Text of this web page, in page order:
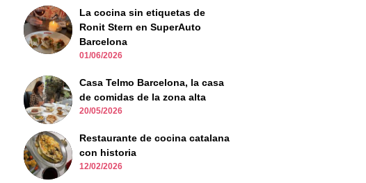
La cocina sin etiquetas de
Ronit Stern en SuperAuto
Barcelona
01/06/2026
Casa Telmo Barcelona, la casa
de comidas de la zona alta
20/05/2026
Restaurante de cocina catalana
con historia
12/02/2026